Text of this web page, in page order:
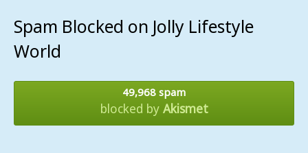
Spam Blocked on Jolly Lifestyle
World
49,968 spam
blocked by Akismet